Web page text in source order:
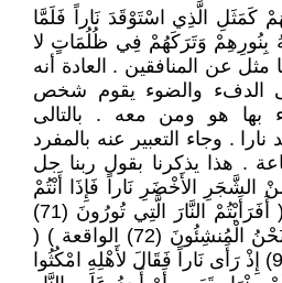
كَمَثَلِ الَّذِي اسْتَوْقَدَ نَاراً فَلَمَّا
بِنُورِهِمْ وَتَرَكَهُمْ فِي ظُلُمَاتٍ لا
) .هنا مثل عن المنافقين . العادة أنه
الدفء والضوء يقوم شخص
بها هو ومن معه . بالتالى
. وجاء التعبير عنه بالمفرد
. هذا يذكرنا بقول ربنا جل
الأَخْضَرِ نَاراً فَإِذَا أَنْتُمْ
مِنْهُ تُوقِدُونَ (80) يس ) ( أَفَرَأَيْتُمْ النَّارَ الَّتِي تُورُونَ (71)
أَأَنْتُمْ أَنشَأْتُمْ شَجَرَتَهَا أَمْ نَحْنُ الْمُنشِئُونَ (72) الواقعة ) (
وَهَلْ أَتَاكَ حَدِيثُ مُوسَى (9) إِذْ رَأَى نَاراً فَقَالَ لأَهْلِهِ امْكُثُوا